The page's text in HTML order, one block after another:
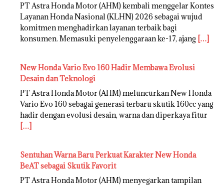
PT Astra Honda Motor (AHM) kembali menggelar Kontes
Layanan Honda Nasional (KLHN) 2026 sebagai wujud
komitmen menghadirkan layanan terbaik bagi
konsumen. Memasuki penyelenggaraan ke-17, ajang […]
New Honda Vario Evo 160 Hadir Membawa Evolusi
Desain dan Teknologi
PT Astra Honda Motor (AHM) meluncurkan New Honda
Vario Evo 160 sebagai generasi terbaru skutik 160cc yang
hadir dengan evolusi desain, warna dan diperkaya fitur
[…]
Sentuhan Warna Baru Perkuat Karakter New Honda
BeAT sebagai Skutik Favorit
PT Astra Honda Motor (AHM) menyegarkan tampilan